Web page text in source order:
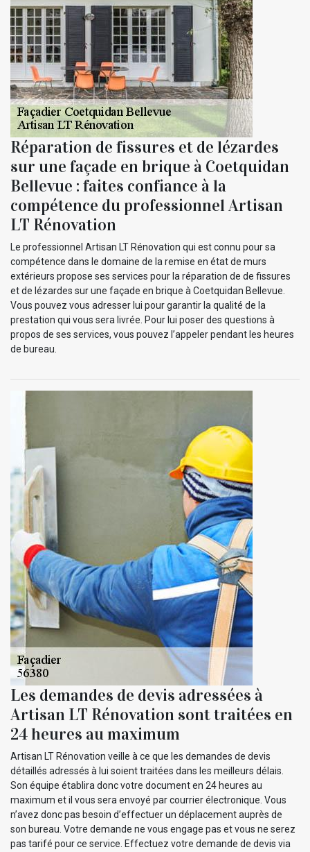
Réparation de fissures et de lézardes
sur une façade en brique à Coetquidan
Bellevue : faites confiance à la
compétence du professionnel Artisan
LT Rénovation
Le professionnel Artisan LT Rénovation qui est connu pour sa
compétence dans le domaine de la remise en état de murs
extérieurs propose ses services pour la réparation de de fissures
et de lézardes sur une façade en brique à Coetquidan Bellevue.
Vous pouvez vous adresser lui pour garantir la qualité de la
prestation qui vous sera livrée. Pour lui poser des questions à
propos de ses services, vous pouvez l’appeler pendant les heures
de bureau.
Les demandes de devis adressées à
Artisan LT Rénovation sont traitées en
24 heures au maximum
Artisan LT Rénovation veille à ce que les demandes de devis
détaillés adressés à lui soient traitées dans les meilleurs délais.
Son équipe établira donc votre document en 24 heures au
maximum et il vous sera envoyé par courrier électronique. Vous
n’avez donc pas besoin d’effectuer un déplacement auprès de
son bureau. Votre demande ne vous engage pas et vous ne serez
pas tarifé pour ce service. Effectuez votre demande de devis via